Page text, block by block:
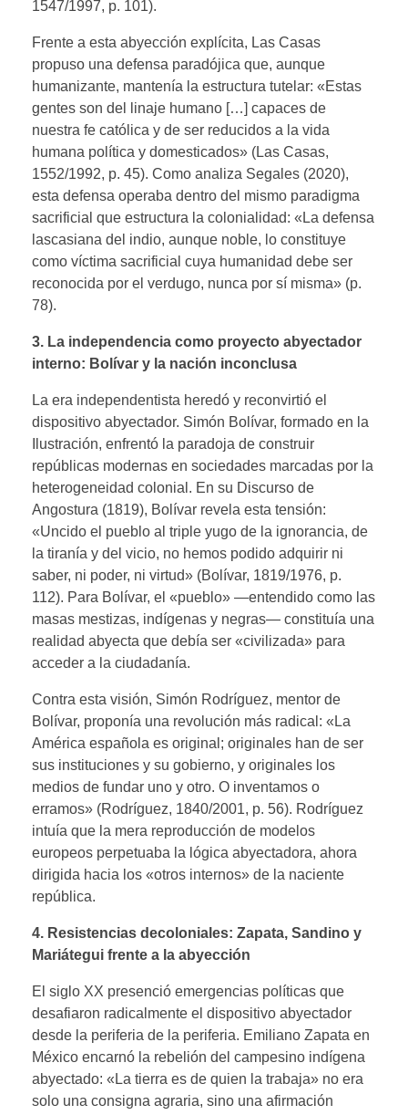
1547/1997, p. 101).
Frente a esta abyección explícita, Las Casas
propuso una defensa paradójica que, aunque
humanizante, mantenía la estructura tutelar: «Estas
gentes son del linaje humano […] capaces de
nuestra fe católica y de ser reducidos a la vida
humana política y domesticados» (Las Casas,
1552/1992, p. 45). Como analiza Segales (2020),
esta defensa operaba dentro del mismo paradigma
sacrificial que estructura la colonialidad: «La defensa
lascasiana del indio, aunque noble, lo constituye
como víctima sacrificial cuya humanidad debe ser
reconocida por el verdugo, nunca por sí misma» (p.
78).
3. La independencia como proyecto abyectador
interno: Bolívar y la nación inconclusa
La era independentista heredó y reconvirtió el
dispositivo abyectador. Simón Bolívar, formado en la
Ilustración, enfrentó la paradoja de construir
repúblicas modernas en sociedades marcadas por la
heterogeneidad colonial. En su Discurso de
Angostura (1819), Bolívar revela esta tensión:
«Uncido el pueblo al triple yugo de la ignorancia, de
la tiranía y del vicio, no hemos podido adquirir ni
saber, ni poder, ni virtud» (Bolívar, 1819/1976, p.
112). Para Bolívar, el «pueblo» —entendido como las
masas mestizas, indígenas y negras— constituía una
realidad abyecta que debía ser «civilizada» para
acceder a la ciudadanía.
Contra esta visión, Simón Rodríguez, mentor de
Bolívar, proponía una revolución más radical: «La
América española es original; originales han de ser
sus instituciones y su gobierno, y originales los
medios de fundar uno y otro. O inventamos o
erramos» (Rodríguez, 1840/2001, p. 56). Rodríguez
intuía que la mera reproducción de modelos
europeos perpetuaba la lógica abyectadora, ahora
dirigida hacia los «otros internos» de la naciente
república.
4. Resistencias decoloniales: Zapata, Sandino y
Mariátegui frente a la abyección
El siglo XX presenció emergencias políticas que
desafiaron radicalmente el dispositivo abyectador
desde la periferia de la periferia. Emiliano Zapata en
México encarnó la rebelión del campesino indígena
abyectado: «La tierra es de quien la trabaja» no era
solo una consigna agraria, sino una afirmación